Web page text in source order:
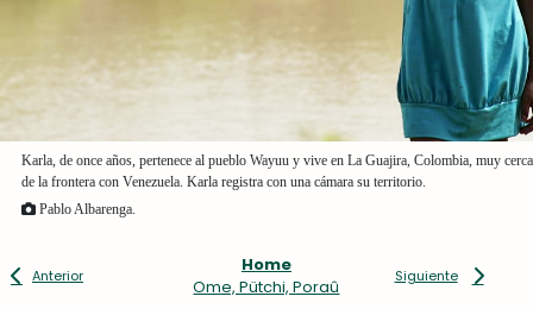
Karla, de once años, pertenece al pueblo Wayuu y vive en La Guajira, Colombia, muy cerca
de la frontera con Venezuela. Karla registra con una cámara su territorio.
Pablo Albarenga.
Anterior
Home
Ome, Pütchi, Poraû
Siguiente